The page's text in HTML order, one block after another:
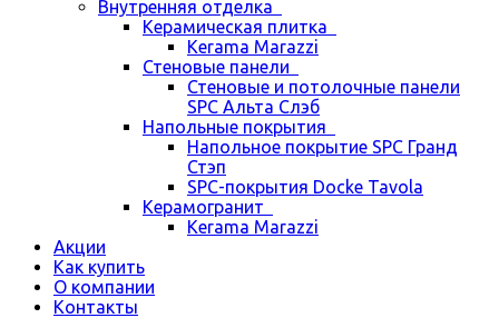
Внутренняя отделка
Керамическая плитка
Kerama Marazzi
Стеновые панели
Стеновые и потолочные панели
SPC Альта Слэб
Напольные покрытия
Напольное покрытие SPC Гранд
Стэп
SPC-покрытия Docke Tavola
Керамогранит
Kerama Marazzi
Акции
Как купить
О компании
Контакты